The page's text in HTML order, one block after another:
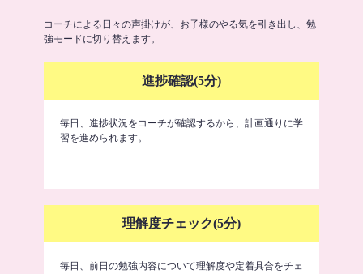
コーチによる日々の声掛けが、お子様のやる気を引き出し、勉
強モードに切り替えます。
進捗確認(5分)
毎日、進捗状況をコーチが確認するから、計画通りに学
習を進められます。
理解度チェック(5分)
毎日、前日の勉強内容について理解度や定着具合をチェ